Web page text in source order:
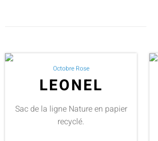
Octobre Rose
LEONEL
Sac de la ligne Nature en papier
recyclé.